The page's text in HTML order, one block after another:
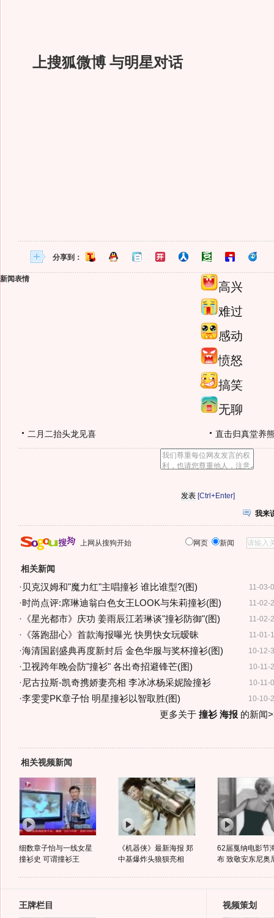
上搜狐微博 与明星对话
分享到：
新闻表情
高兴
难过
感动
愤怒
搞笑
无聊
二月二抬头龙见喜 直击归真堂养
[Ctrl+Enter]
我来
上网从搜狗开始 网页 新闻
相关新闻
11-03-
·贝克汉姆和"魔力红"主唱撞衫 谁比谁型?(图)
11-02-
·时尚点评:席琳迪翁白色女王LOOK与朱莉撞衫(图)
11-02-
· 《星光都市》庆功 姜雨辰江若琳谈"撞衫防御"(图)
11-01-
· 《落跑甜心》首款海报曝光 快男快女玩暧昧
10-12-
·海清国剧盛典再度新封后 金色华服与奖杯撞衫(图)
10-11-
·卫视跨年晚会防"撞衫" 各出奇招避锋芒(图)
10-11-
·尼古拉斯-凯奇携娇妻亮相 李冰冰杨采妮险撞衫
10-10-
·李雯雯PK章子怡 明星撞衫以智取胜(图)
更多关于 撞衫 海报的新闻
相关视频新闻
细数章子怡与一线女星
撞衫史 可谓撞衫王
《机器侠》最新海报 郑
中基爆炸头狼狈亮相
62届戛纳电影节
布 致敬安东尼奥
王牌栏目 视频策划